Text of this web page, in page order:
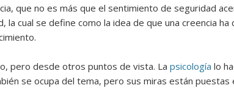
que no es más que el sentimiento de seguridad
cual se define como la idea de que una creencia
pero desde otros puntos de vista. La psicología lo
se ocupa del tema, pero sus miras están puestas